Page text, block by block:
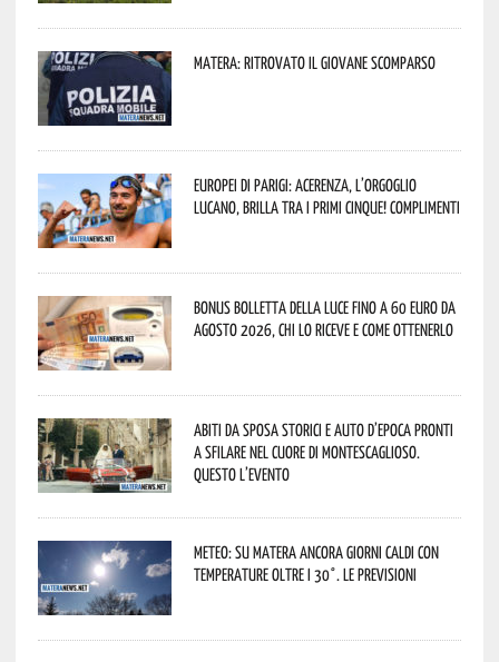
Matera: ritrovato il giovane scomparso
Europei di Parigi: Acerenza, l’orgoglio
lucano, brilla tra i primi cinque! Complimenti
Bonus bolletta della luce fino a 60 euro da
agosto 2026, chi lo riceve e come ottenerlo
Abiti da sposa storici e auto d’epoca pronti
a sfilare nel cuore di Montescaglioso.
Questo l’evento
Meteo: su Matera ancora giorni caldi con
temperature oltre i 30°. Le previsioni